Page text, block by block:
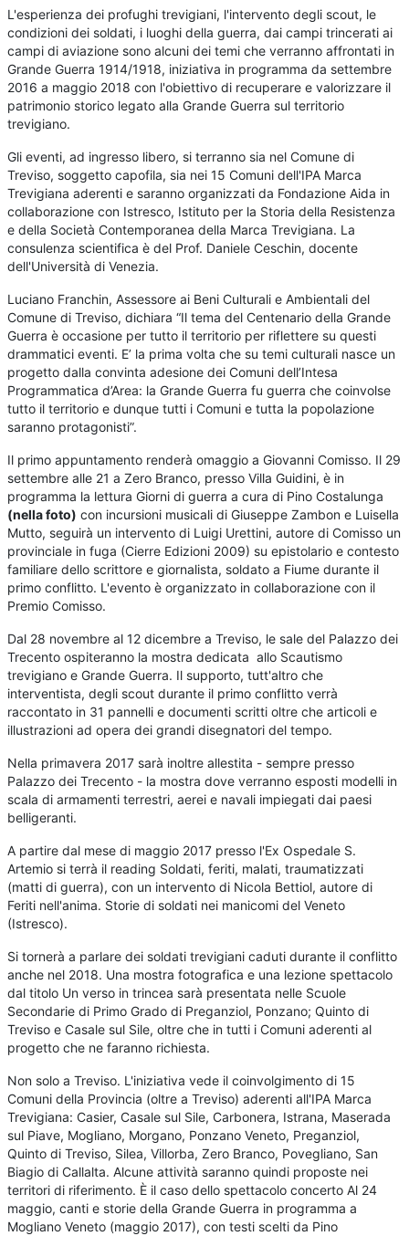
L'esperienza dei profughi trevigiani, l'intervento degli scout, le
condizioni dei soldati, i luoghi della guerra, dai campi trincerati ai
campi di aviazione sono alcuni dei temi che verranno affrontati in
Grande Guerra 1914/1918, iniziativa in programma da settembre
2016 a maggio 2018 con l'obiettivo di recuperare e valorizzare il
patrimonio storico legato alla Grande Guerra sul territorio
trevigiano.
Gli eventi, ad ingresso libero, si terranno sia nel Comune di
Treviso, soggetto capofila, sia nei 15 Comuni dell'IPA Marca
Trevigiana aderenti e saranno organizzati da Fondazione Aida in
collaborazione con Istresco, Istituto per la Storia della Resistenza
e della Società Contemporanea della Marca Trevigiana. La
consulenza scientifica è del Prof. Daniele Ceschin, docente
dell'Università di Venezia.
Luciano Franchin, Assessore ai Beni Culturali e Ambientali del
Comune di Treviso, dichiara “Il tema del Centenario della Grande
Guerra è occasione per tutto il territorio per riflettere su questi
drammatici eventi. E’ la prima volta che su temi culturali nasce un
progetto dalla convinta adesione dei Comuni dell’Intesa
Programmatica d’Area: la Grande Guerra fu guerra che coinvolse
tutto il territorio e dunque tutti i Comuni e tutta la popolazione
saranno protagonisti”.
Il primo appuntamento renderà omaggio a Giovanni Comisso. Il 29
settembre alle 21 a Zero Branco, presso Villa Guidini, è in
programma la lettura Giorni di guerra a cura di Pino Costalunga
(nella foto) con incursioni musicali di Giuseppe Zambon e Luisella
Mutto, seguirà un intervento di Luigi Urettini, autore di Comisso un
provinciale in fuga (Cierre Edizioni 2009) su epistolario e contesto
familiare dello scrittore e giornalista, soldato a Fiume durante il
primo conflitto. L'evento è organizzato in collaborazione con il
Premio Comisso.
Dal 28 novembre al 12 dicembre a Treviso, le sale del Palazzo dei
Trecento ospiteranno la mostra dedicata allo Scautismo
trevigiano e Grande Guerra. Il supporto, tutt'altro che
interventista, degli scout durante il primo conflitto verrà
raccontato in 31 pannelli e documenti scritti oltre che articoli e
illustrazioni ad opera dei grandi disegnatori del tempo.
Nella primavera 2017 sarà inoltre allestita - sempre presso
Palazzo dei Trecento - la mostra dove verranno esposti modelli in
scala di armamenti terrestri, aerei e navali impiegati dai paesi
belligeranti.
A partire dal mese di maggio 2017 presso l'Ex Ospedale S.
Artemio si terrà il reading Soldati, feriti, malati, traumatizzati
(matti di guerra), con un intervento di Nicola Bettiol, autore di
Feriti nell'anima. Storie di soldati nei manicomi del Veneto
(Istresco).
Si tornerà a parlare dei soldati trevigiani caduti durante il conflitto
anche nel 2018. Una mostra fotografica e una lezione spettacolo
dal titolo Un verso in trincea sarà presentata nelle Scuole
Secondarie di Primo Grado di Preganziol, Ponzano; Quinto di
Treviso e Casale sul Sile, oltre che in tutti i Comuni aderenti al
progetto che ne faranno richiesta.
Non solo a Treviso. L'iniziativa vede il coinvolgimento di 15
Comuni della Provincia (oltre a Treviso) aderenti all'IPA Marca
Trevigiana: Casier, Casale sul Sile, Carbonera, Istrana, Maserada
sul Piave, Mogliano, Morgano, Ponzano Veneto, Preganziol,
Quinto di Treviso, Silea, Villorba, Zero Branco, Povegliano, San
Biagio di Callalta. Alcune attività saranno quindi proposte nei
territori di riferimento. È il caso dello spettacolo concerto Al 24
maggio, canti e storie della Grande Guerra in programma a
Mogliano Veneto (maggio 2017), con testi scelti da Pino